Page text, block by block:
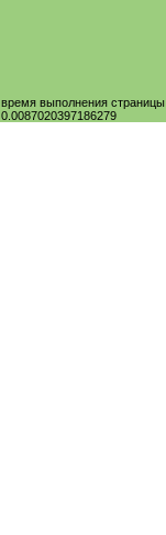
время выполнения страницы
0.0087020397186279